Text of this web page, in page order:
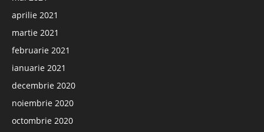
aprilie 2021
martie 2021
februarie 2021
ianuarie 2021
decembrie 2020
noiembrie 2020
octombrie 2020